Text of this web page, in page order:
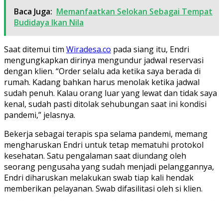
Baca Juga: Memanfaatkan Selokan Sebagai Tempat
Budidaya Ikan Nila
Saat ditemui tim Wiradesa.co pada siang itu, Endri
mengungkapkan dirinya mengundur jadwal reservasi
dengan klien. “Order selalu ada ketika saya berada di
rumah. Kadang bahkan harus menolak ketika jadwal
sudah penuh. Kalau orang luar yang lewat dan tidak saya
kenal, sudah pasti ditolak sehubungan saat ini kondisi
pandemi,” jelasnya.
Bekerja sebagai terapis spa selama pandemi, memang
mengharuskan Endri untuk tetap mematuhi protokol
kesehatan. Satu pengalaman saat diundang oleh
seorang pengusaha yang sudah menjadi pelanggannya,
Endri diharuskan melakukan swab tiap kali hendak
memberikan pelayanan. Swab difasilitasi oleh si klien.